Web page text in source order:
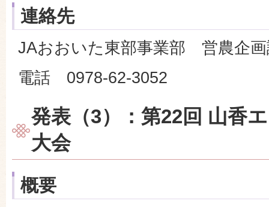
連絡先
JAおおいた東部事業部 営農企
電話 0978-62-3052
発表（3）：第22回 山香
大会
概要